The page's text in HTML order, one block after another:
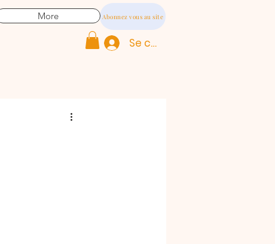
More Abonnez vous au site
Se connecter